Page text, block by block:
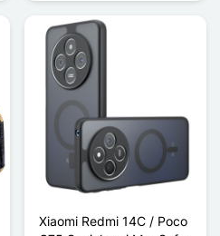
Xiaomi Redmi 14C / Poco